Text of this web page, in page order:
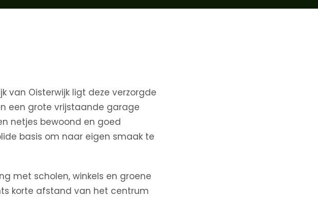
van Oisterwijk ligt deze verzorgde
een grote vrijstaande garage
netjes bewoond en goed
basis om naar eigen smaak te
met scholen, winkels en groene
korte afstand van het centrum